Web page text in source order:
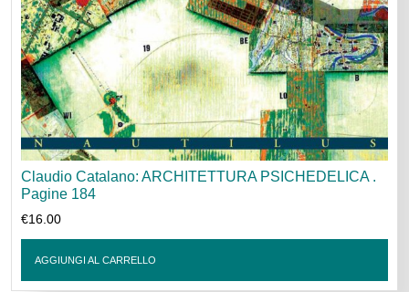
Claudio Catalano: ARCHITETTURA PSICHEDELICA .
Pagine 184
€16.00
AGGIUNGI AL CARRELLO